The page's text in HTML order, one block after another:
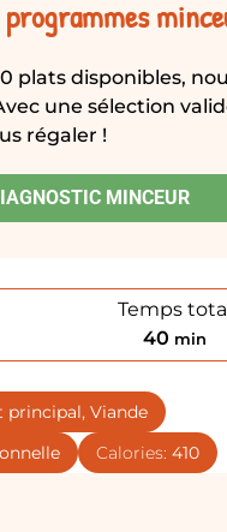
programmes
une sélection
régaler !
MINCEUR
Temps
40 min
principal, Viande
Calories:410